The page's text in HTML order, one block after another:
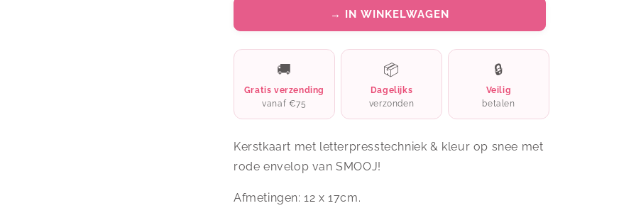
→ IN WINKELWAGEN
🚚
Gratis verzending
vanaf €75
📦
Dagelijks
verzonden
🔒
Veilig
betalen
Kerstkaart met letterpresstechniek & kleur op snee met
rode envelop van SMOOJ!
Afmetingen: 12 x 17cm.